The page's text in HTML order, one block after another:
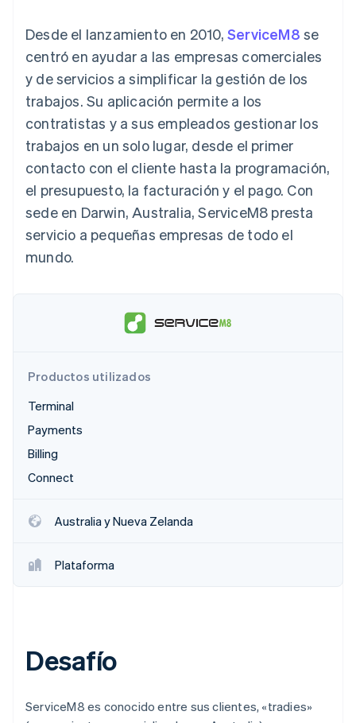
Optimizaciones
Link
Proceso de
acelerado
contable
Stripe Sigma
Informes
personalizados
Data Pipeline
Sincronización
de datos
Más
Product roadmap
Ver lo que viene
Radar
Prevención de fraude
Constitución de una startup
Eliminación de dióxido de carbono
Sesiones de Stripe 2026
Mirar ahora
SaaS
Por sector
Empresas de IA
Economía de los
creadores
Hostelería, viajes y ocio
Seguros
Medios de
fines de lucro
Servicios
profesionales
Sector público
Ofrecer cobro por
consumo
respaldadas por
monedas estables
Aprovisiona y gestiona
servicios con agentes
Recursos
Integraciones de
aplicaciones
Estado de la API
Hoja de ruta del
producto
Conferencia anual
Sessions
Empleos
Sala de prensa
Stripe Press
Contacta con ventas
Conviértete en socio
Desde el lanzamiento en 2010, ServiceM8 se
centró en ayudar a las empresas comerciales
y de servicios a simplificar la gestión de los
trabajos. Su aplicación permite a los
contratistas y a sus empleados gestionar los
trabajos en un solo lugar, desde el primer
contacto con el cliente hasta la programación,
el presupuesto, la facturación y el pago. Con
sede en Darwin, Australia, ServiceM8 presta
servicio a pequeñas empresas de todo el
mundo.
Productos utilizados
Terminal
Payments
Billing
Connect
Australia y Nueva Zelanda
Plataforma
Desafío
ServiceM8 es conocido entre sus clientes, «tradies»